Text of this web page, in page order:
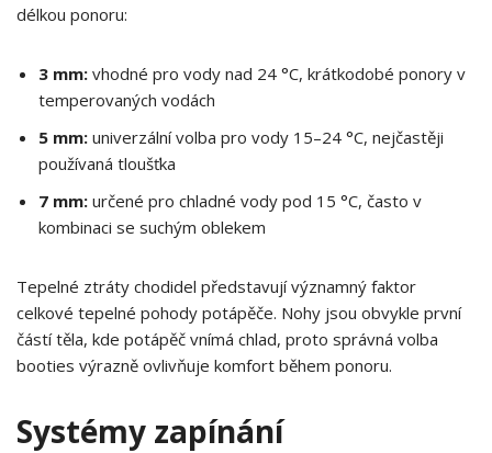
délkou ponoru:
3 mm: vhodné pro vody nad 24 °C, krátkodobé ponory v
temperovaných vodách
5 mm: univerzální volba pro vody 15–24 °C, nejčastěji
používaná tloušťka
7 mm: určené pro chladné vody pod 15 °C, často v
kombinaci se suchým oblekem
Tepelné ztráty chodidel představují významný faktor
celkové tepelné pohody potápěče. Nohy jsou obvykle první
částí těla, kde potápěč vnímá chlad, proto správná volba
booties výrazně ovlivňuje komfort během ponoru.
Systémy zapínání